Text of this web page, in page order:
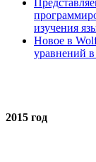
изучения
Новое в
уравнений
2015 год